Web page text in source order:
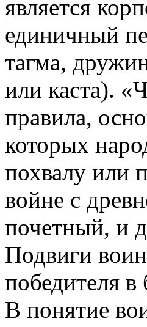
является
единичный
тагма,
или каста).
правила,
которых
похвалу или
войне с
почетный, и
Подвиги
победителя
В понятие